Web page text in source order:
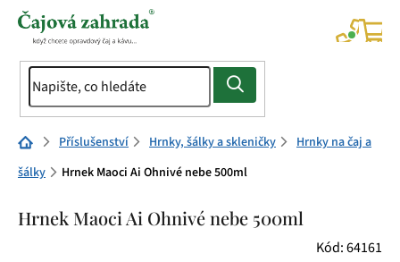
Přejít
Domů Příslušenství Hrnky, šálky a skleničky
Hrnky na čaj a
šálky
Hrnek Maoci Ai Ohnivé nebe 500ml
Hrnek Maoci Ai Ohnivé nebe 500ml
Kód:64161